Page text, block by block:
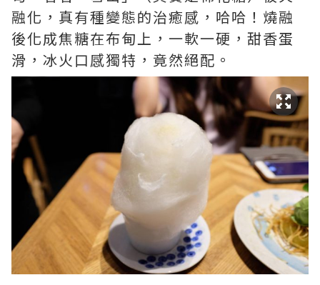
融化，真有種變態的治癒感，哈哈！燒融
後化成焦糖在布甸上，一軟一硬，甜香蛋
滑，冰火口感獨特，竟然絕配。